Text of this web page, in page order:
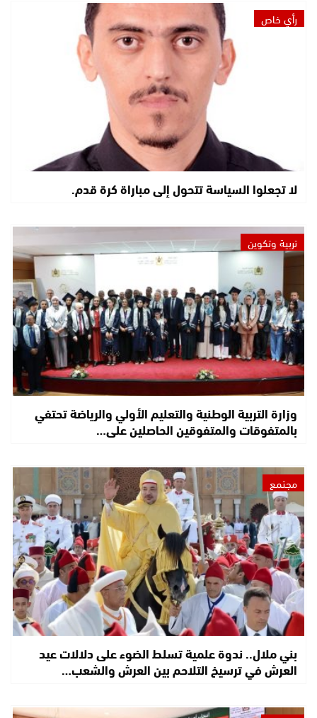
رأي خاص
لا تجعلوا السياسة تتحول إلى مباراة كرة قدم.
تربية وتكوين
وزارة التربية الوطنية والتعليم الأولي والرياضة تحتفي
بالمتفوقات والمتفوقين الحاصلين على…
مجتمع
بني ملال.. ندوة علمية تسلط الضوء على دلالات عيد
العرش في ترسيخ التلاحم بين العرش والشعب…